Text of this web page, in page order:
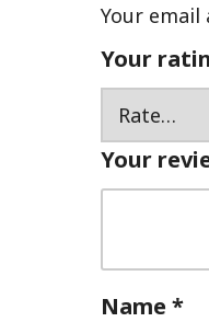
Your
Your
Your
Name *